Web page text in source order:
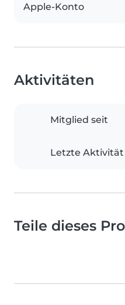
Apple-Konto
Aktivitäten
Mitglied seit
Letzte Aktivität
Teile dieses